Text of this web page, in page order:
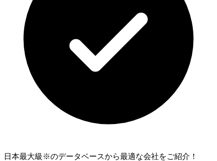
日本最大級 ※のデータベースから最適な会社をご紹介！